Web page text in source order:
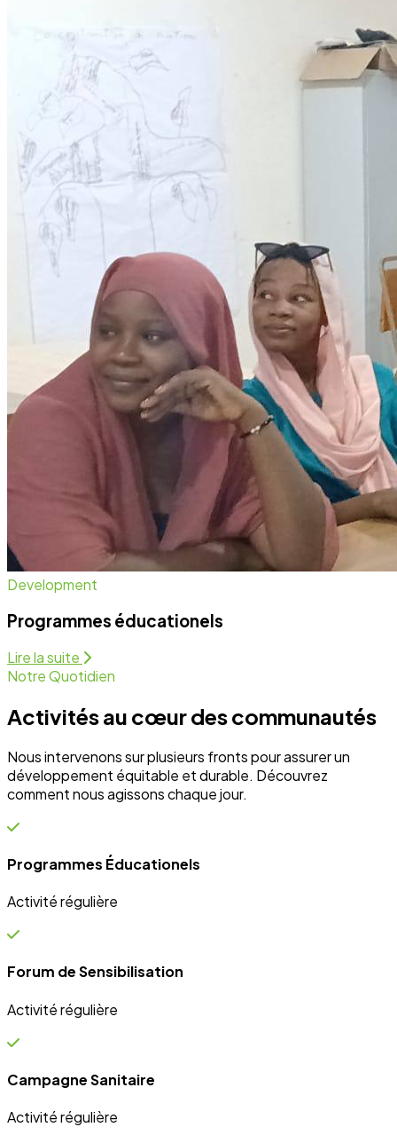
Development
Programmes éducationels
Notre Quotidien
Activités au cœur des communautés
Nous intervenons sur plusieurs fronts pour assurer un
développement équitable et durable. Découvrez
comment nous agissons chaque jour.
Programmes Éducationels
Activité régulière
Activité régulière
Activité régulière
Ateliers communautaires
Activité régulière